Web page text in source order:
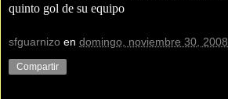
quinto gol de su equipo
sfguarnizo en domingo, noviembre 30, 2008
Compartir